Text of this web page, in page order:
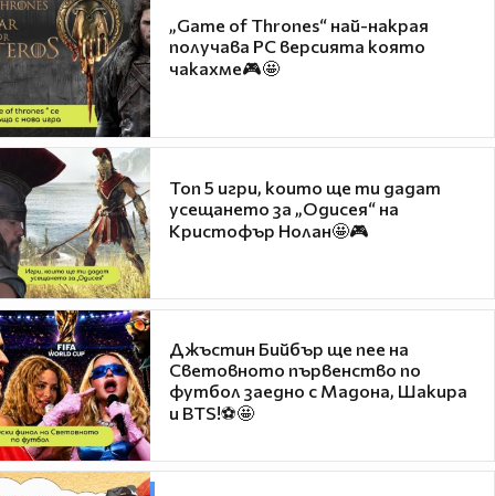
„Game of Thrones“ най-накрая
получава PC версията която
чакахме🎮🤩
Топ 5 игри, които ще ти дадат
усещането за „Одисея“ на
Кристофър Нолан🤩🎮
Джъстин Бийбър ще пее на
Световното първенство по
футбол заедно с Мадона, Шакира
и BTS!⚽🤩